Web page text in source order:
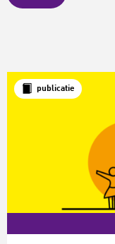
publicatie